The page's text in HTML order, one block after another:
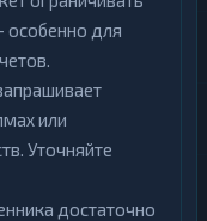
для
или
Уточняйте
достаточно